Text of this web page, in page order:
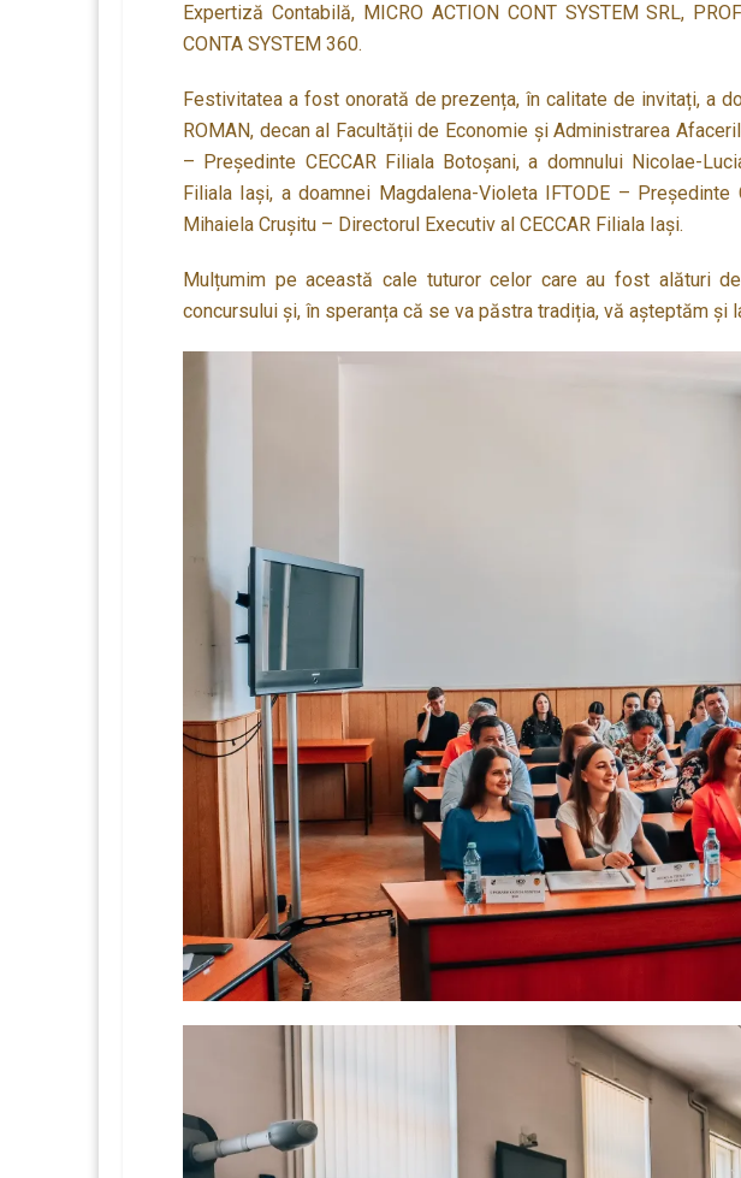
Expertiză Contabilă, MICRO ACTION CONT SYSTEM SRL,
CONTA SYSTEM 360.
Festivitatea a fost onorată de prezența, în calitate de invitați, a
ROMAN, decan al Facultății de Economie și Administrarea
– Preşedinte CECCAR Filiala Botoşani, a domnului Nicolae-
Filiala Iaşi, a doamnei Magdalena-Violeta IFTODE – Preşedinte
Mihaiela Crușitu – Directorul Executiv al CECCAR Filiala Iași.
Mulțumim pe această cale tuturor celor care au fost alături
concursului și, în speranța că se va păstra tradiția, vă așteptăm și